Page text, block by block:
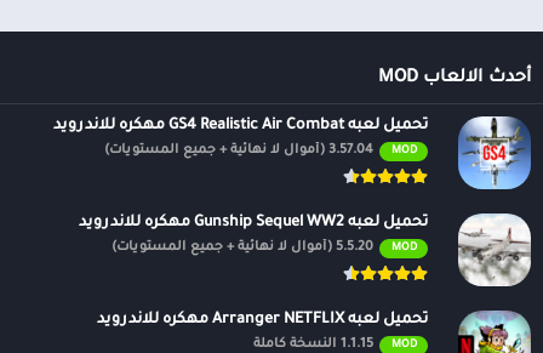
أحدث الالعاب MOD
تحميل لعبه GS4 Realistic Air Combat مهكره للاندرويد
MOD 3.57.04 (أموال لا نهائية + جميع المستويات)
تحميل لعبه Gunship Sequel WW2 مهكره للاندرويد
MOD 5.5.20 (أموال لا نهائية + جميع المستويات)
تحميل لعبه Arranger NETFLIX مهكره للاندرويد
MOD 1.1.15 النسخة كاملة